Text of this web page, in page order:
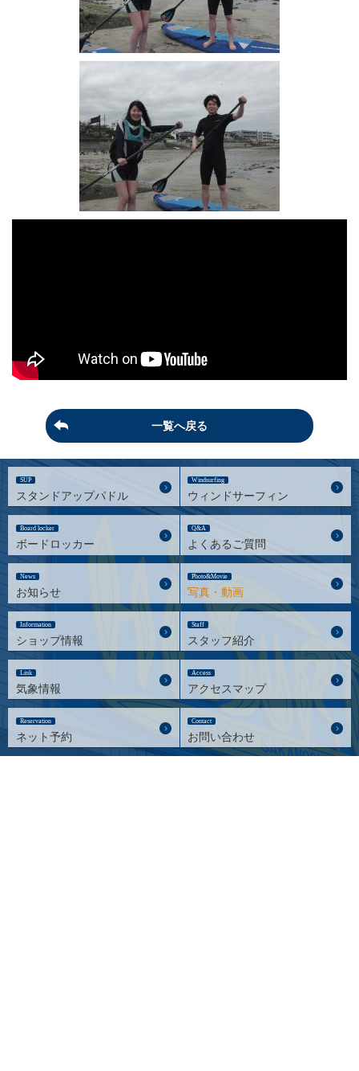
一覧へ戻る
SUP
スタンドアップパドル
Windsurfing
ウィンドサーフィン
Board locker
ボードロッカー
Q&A
よくあるご質問
News
お知らせ
Photo&Movie
写真・動画
Information
ショップ情報
Staff
スタッフ紹介
Link
気象情報
Access
アクセスマップ
Reservation
ネット予約
Contact
お問い合わせ